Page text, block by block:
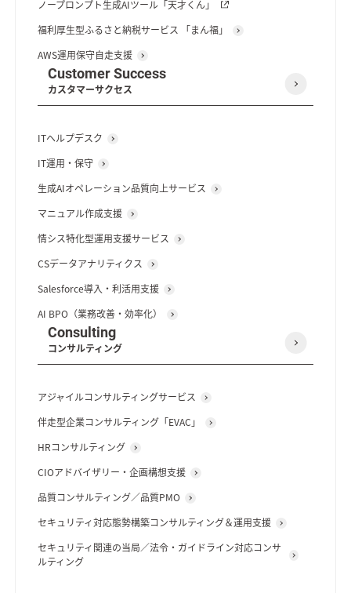
ノープロンプト生成AIツール「天才くん」
福利厚生型ふるさと納税サービス 「まん福」
AWS運用保守自走支援
Customer Success
カスタマーサクセス
ITヘルプデスク
IT運用・保守
生成AIオペレーション品質向上サービス
マニュアル作成支援
情シス特化型運用支援サービス
CSデータアナリティクス
Salesforce導入・利活用支援
AI BPO（業務改善・効率化）
Consulting
コンサルティング
アジャイルコンサルティングサービス
伴走型企業コンサルティング「EVAC」
HRコンサルティング
CIOアドバイザリー・企画構想支援
品質コンサルティング／品質PMO
セキュリティ対応態勢構築コンサルティング＆運用支援
セキュリティ関連の当局／法令・ガイドライン対応コンサ
ルティング